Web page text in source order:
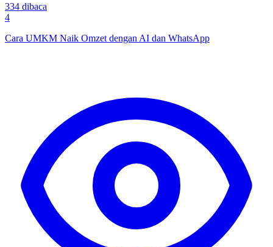
334 dibaca
4
Cara UMKM Naik Omzet dengan AI dan WhatsApp